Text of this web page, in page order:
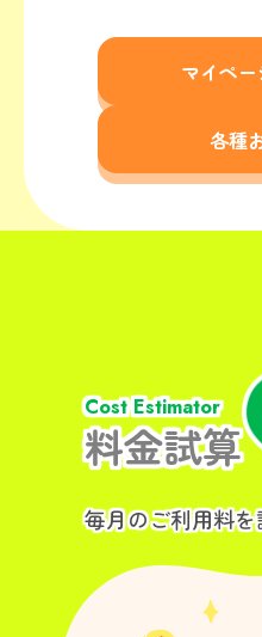
マイペ
各種
Cost Estimator
料金試算
毎月のご利用料を